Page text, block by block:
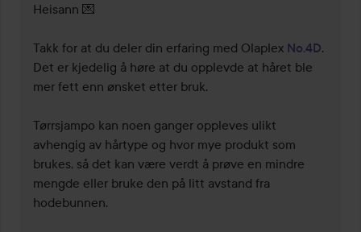
Heisann 💌
Takk for at du deler din erfaring med Olaplex No.4D.
Det er kjedelig å høre at du opplevde at håret ble
mer fett enn ønsket etter bruk.
Tørrsjampo kan noen ganger oppleves ulikt
avhengig av hårtype og hvor mye produkt som
brukes, så det kan være verdt å prøve en mindre
mengde eller bruke den på litt avstand fra
hodebunnen.